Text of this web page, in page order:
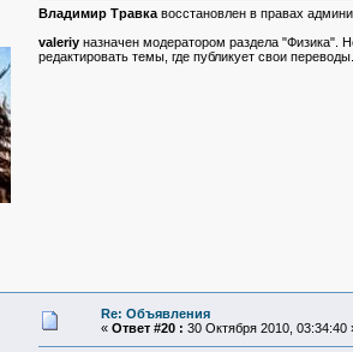
Владимир Травка восстановлен в правах
valeriyназначен модератором раздела "Физика".
редактировать темы, где публикует свои переводы.
Re: Объявления
« Ответ #20 : 30 Октября 2010, 03:34:40